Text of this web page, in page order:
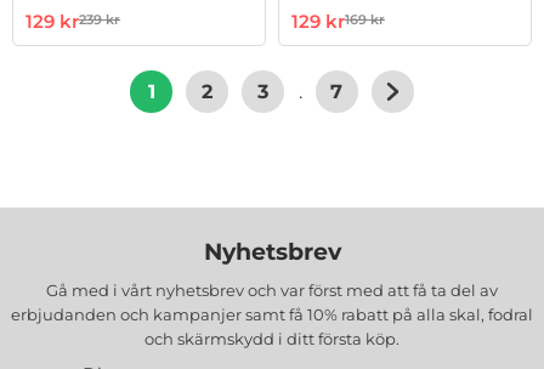
Art. nr 1002957463
rea pris
129 krtidigare pris
239 kr Art. nr 1002957464
rea pris
129 krtidigare pris
169 kr
1 2 3 . 7
Nyhetsbrev
Gå med i vårt nyhetsbrev och var först med att få ta del av
erbjudanden och kampanjer samt få 10% rabatt på alla skal, fodral
och skärmskydd i ditt första köp.